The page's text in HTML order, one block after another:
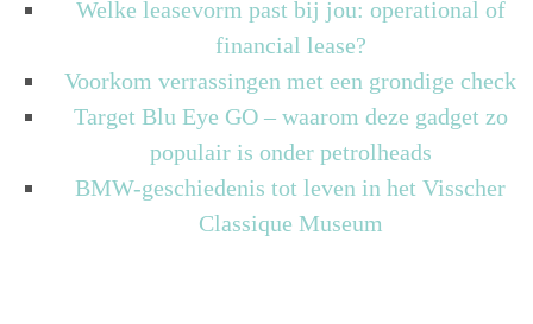
Welke leasevorm past bij jou: operational of
financial lease?
Voorkom verrassingen met een grondige check
Target Blu Eye GO – waarom deze gadget zo
populair is onder petrolheads
BMW-geschiedenis tot leven in het Visscher
Classique Museum